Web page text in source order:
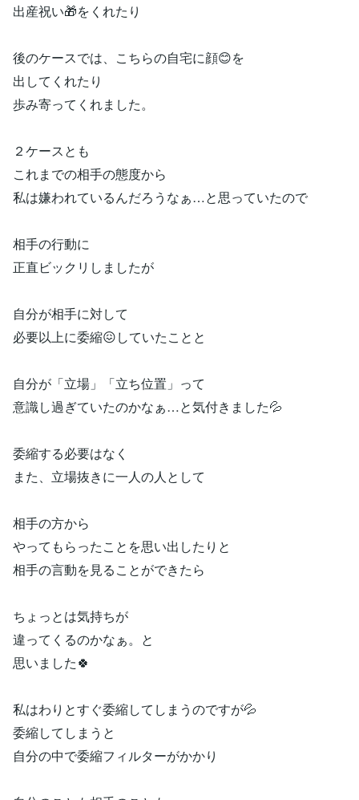
出産祝い🎁をくれたり
後のケースでは、こちらの自宅に顔😊を
出してくれたり
歩み寄ってくれました。
２ケースとも
これまでの相手の態度から
私は嫌われているんだろうなぁ…と思っていたので
相手の行動に
正直ビックリしましたが
自分が相手に対して
必要以上に委縮😖していたことと
自分が「立場」「立ち位置」って
意識し過ぎていたのかなぁ…と気付きました💦
委縮する必要はなく
また、立場抜きに一人の人として
相手の方から
やってもらったことを思い出したりと
相手の言動を見ることができたら
ちょっとは気持ちが
違ってくるのかなぁ。と
思いました🍀
私はわりとすぐ委縮してしまうのですが💦
委縮してしまうと
自分の中で委縮フィルターがかかり